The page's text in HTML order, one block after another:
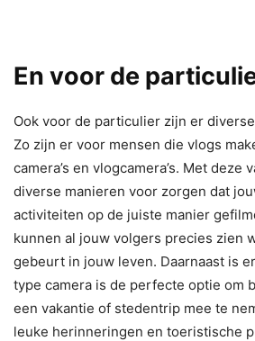
En voor de
Ook voor de particulier zijn er diverse
Zo zijn er voor mensen die vlogs
camera’s en vlogcamera’s. Met deze
diverse manieren voor zorgen dat
activiteiten op de juiste manier
kunnen al jouw volgers precies zien
gebeurt in jouw leven. Daarnaast is
type camera is de perfecte optie om
een vakantie of stedentrip mee te
leuke herinneringen en toeristische